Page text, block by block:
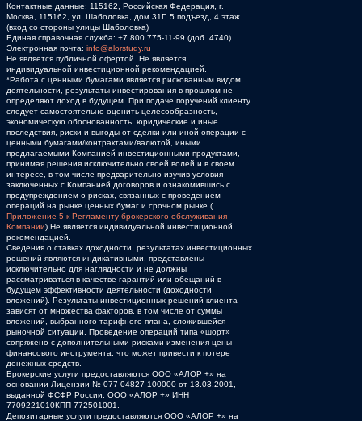
Контактные данные: 115162, Российская Федерация, г.
Москва, 115162, ул. Шаболовка, дом 31Г, 5 подъезд, 4 этаж
(вход со стороны улицы Шаболовка)
Единая справочная служба: +7 800 775-11-99 (доб. 4740)
Электронная почта: info@alorstudy.ru
Не является публичной офертой. Не является
индивидуальной инвестиционной рекомендацией.
*Работа с ценными бумагами является рискованным видом
деятельности, результаты инвестирования в прошлом не
определяют доход в будущем. При подаче поручений клиенту
следует самостоятельно оценить целесообразность,
экономическую обоснованность, юридические и иные
последствия, риски и выгоды от сделки или иной операции с
ценными бумагами/контрактами/валютой, иными
предлагаемыми Компанией инвестиционными продуктами,
принимая решения исключительно своей волей и в своем
интересе, в том числе предварительно изучив условия
заключенных с Компанией договоров и ознакомившись с
предупреждением о рисках, связанных с проведением
операций на рынке ценных бумаг и срочном рынке (
Приложение 5 к Регламенту брокерского обслуживания
Компании).Не является индивидуальной инвестиционной
рекомендацией.
Сведения о ставках доходности, результатах инвестиционных
решений являются индикативными, представлены
исключительно для наглядности и не должны
рассматриваться в качестве гарантий или обещаний в
будущем эффективности деятельности (доходности
вложений). Результаты инвестиционных решений клиента
зависят от множества факторов, в том числе от суммы
вложений, выбранного тарифного плана, сложившейся
рыночной ситуации. Проведение операций типа «шорт»
сопряжено с дополнительными рисками изменения цены
финансового инструмента, что может привести к потере
денежных средств.
Брокерские услуги предоставляются ООО «АЛОР +» на
основании Лицензии № 077-04827-100000 от 13.03.2001,
выданной ФСФР России. ООО «АЛОР +» ИНН
7709221010КПП 772501001.
Депозитарные услуги предоставляются ООО «АЛОР +» на